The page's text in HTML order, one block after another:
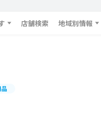
店舗検索 地域別情報